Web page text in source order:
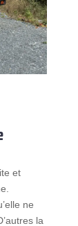
et
ne
la